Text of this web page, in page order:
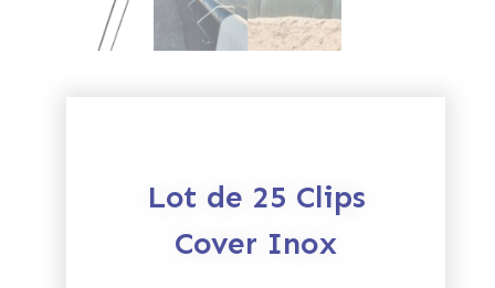
Lot de 25 Clips
Cover Inox